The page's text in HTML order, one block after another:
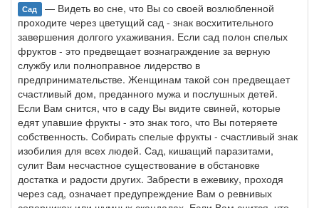
Сад — Видеть во сне, что Вы со своей возлюбленной
проходите через цветущий сад - знак восхитительного
завершения долгого ухаживания. Если сад полон спелых
фруктов - это предвещает вознаграждение за верную
службу или полноправное лидерство в
предпринимательстве. Женщинам такой сон предвещает
счастливый дом, преданного мужа и послушных детей.
Если Вам снится, что в саду Вы видите свиней, которые
едят упавшие фрукты - это знак того, что Вы потеряете
собственность. Собирать спелые фрукты - счастливый знак
изобилия для всех людей. Сад, кишащий паразитами,
сулит Вам несчастное существование в обстановке
достатка и радости других. Забрести в ежевику, проходя
через сад, означает предупреждение Вам о ревнивых